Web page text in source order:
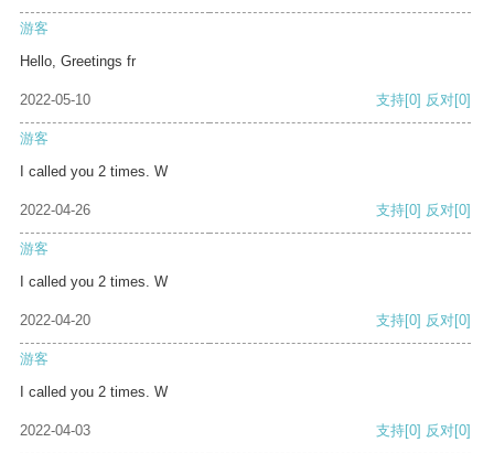
游客
Hello, Greetings fr
2022-05-10 支持[0] 反对[0]
游客
I called you 2 times. W
2022-04-26 支持[0] 反对[0]
游客
I called you 2 times. W
2022-04-20 支持[0] 反对[0]
游客
I called you 2 times. W
2022-04-03 支持[0] 反对[0]